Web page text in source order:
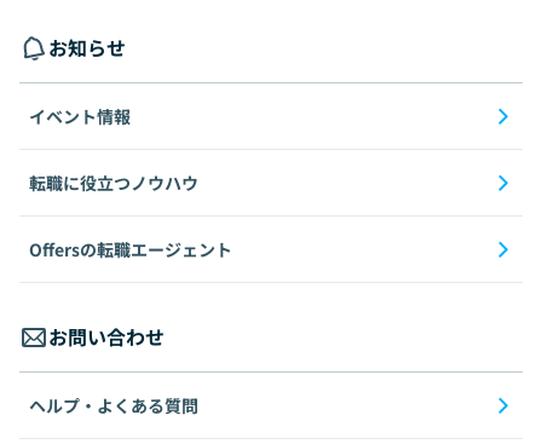
お知らせ
イベント情報
転職に役立つノウハウ
Offersの転職エージェント
お問い合わせ
ヘルプ・よくある質問